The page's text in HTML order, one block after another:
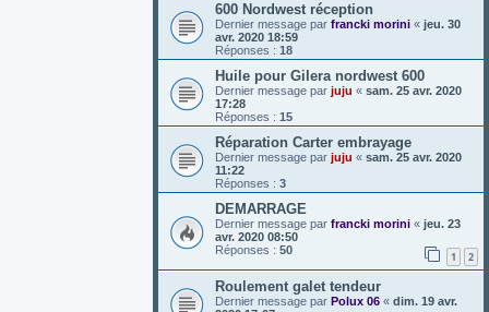
600 Nordwest réception
Dernier message par francki morini « jeu. 30
avr. 2020 18:59
Réponses : 18
Huile pour Gilera nordwest 600
Dernier message par juju « sam. 25 avr. 2020
17:28
Réponses : 15
Réparation Carter embrayage
Dernier message par juju « sam. 25 avr. 2020
11:22
Réponses : 3
DEMARRAGE
Dernier message par francki morini « jeu. 23
avr. 2020 08:50
Réponses : 50 1 2
Roulement galet tendeur
Dernier message par Polux 06 « dim. 19 avr.